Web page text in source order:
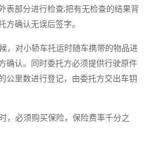
表部分进行检查;把有无检查的结果背
方确认无误后签字。
对小轿车托运时随车携带的物品进
确认。同时委托方必须提供行驶原件
公里数进行登记，由委托方交出车钥
必须购买保险，保险费率千分之